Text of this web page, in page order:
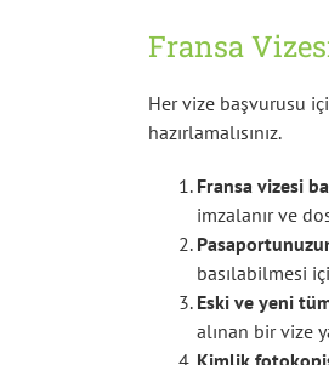
Fransa
Her vize başvurusu
hazırlamalısınız.
Fransa vizesi
imzalanır ve
basılabilmesi
Eski ve yeni
alınan bir vize
Kimlik